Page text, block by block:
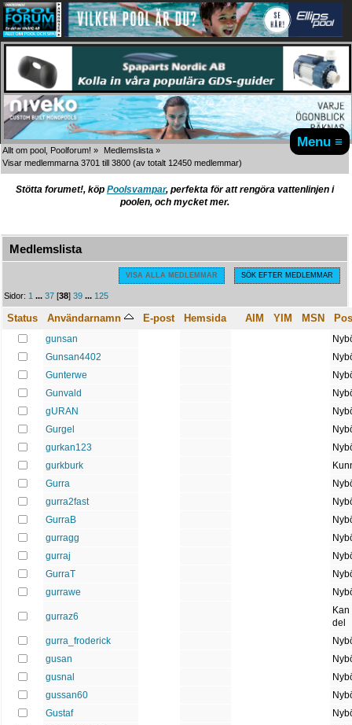
Menu ≡
Allt om pool, Poolforum! » Medlemslista »
Visar medlemmarna 3701 till 3800 (av totalt 12450 medlemmar)
Stötta forumet!, köp Poolsvampar, perfekta för att rengöra vattenlinjen i
poolen, och mycket mer.
Medlemslista
G H J K L M N O P Q R S T U V W X Y Z
VISA ALLA MEDLEMMAR SÖK EFTER MEDLEMMAR
Sidor: 1 ...37 [38]39 ... 125
Status Användarnamn E-post Hemsida AIM YIM MSN
gunsan
Gunsan4402
Gunterwe
Gunvald
gURAN
Gurgel
gurkan123
gurkburk
Gurra
gurra2fast
GurraB
gurragg
gurraj
GurraT
gurrawe
gurraz6
Kan
del
gurra_froderick
gusan
gusnal
gussan60
Gustaf